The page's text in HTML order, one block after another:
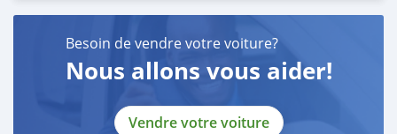
Besoin de vendre votre voiture?
Nous allons vous aider!
Vendre votre voiture